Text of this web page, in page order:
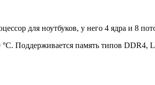
для ноутбуков, у него 4 ядра и 8
Поддерживается память типов